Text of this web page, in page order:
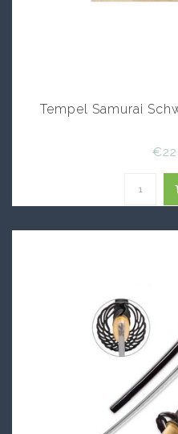
Tempel Samurai